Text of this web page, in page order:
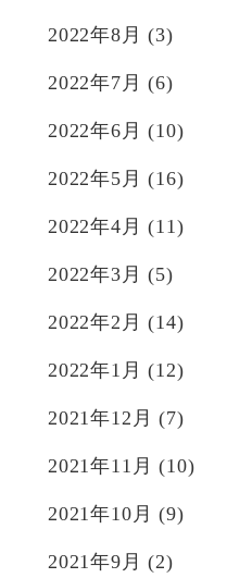
2022年8月 (3)
2022年7月 (6)
2022年6月 (10)
2022年5月 (16)
2022年4月 (11)
2022年3月 (5)
2022年2月 (14)
2022年1月 (12)
2021年12月 (7)
2021年11月 (10)
2021年10月 (9)
2021年9月 (2)